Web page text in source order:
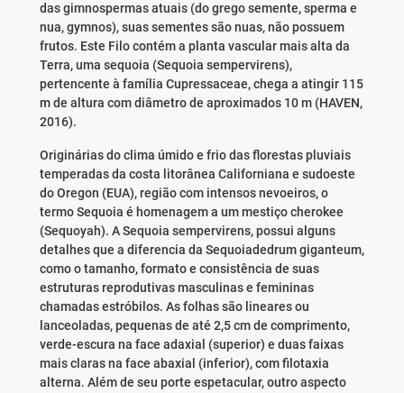
das gimnospermas atuais (do grego semente, sperma e
nua, gymnos), suas sementes são nuas, não possuem
frutos. Este Filo contém a planta vascular mais alta da
Terra, uma sequoia (Sequoia sempervirens),
pertencente à família Cupressaceae, chega a atingir 115
m de altura com diâmetro de aproximados 10 m (HAVEN,
2016).
Originárias do clima úmido e frio das florestas pluviais
temperadas da costa litorânea Californiana e sudoeste
do Oregon (EUA), região com intensos nevoeiros, o
termo Sequoia é homenagem a um mestiço cherokee
(Sequoyah). A Sequoia sempervirens, possui alguns
detalhes que a diferencia da Sequoiadedrum giganteum,
como o tamanho, formato e consistência de suas
estruturas reprodutivas masculinas e femininas
chamadas estróbilos. As folhas são lineares ou
lanceoladas, pequenas de até 2,5 cm de comprimento,
verde-escura na face adaxial (superior) e duas faixas
mais claras na face abaxial (inferior), com filotaxia
alterna. Além de seu porte espetacular, outro aspecto